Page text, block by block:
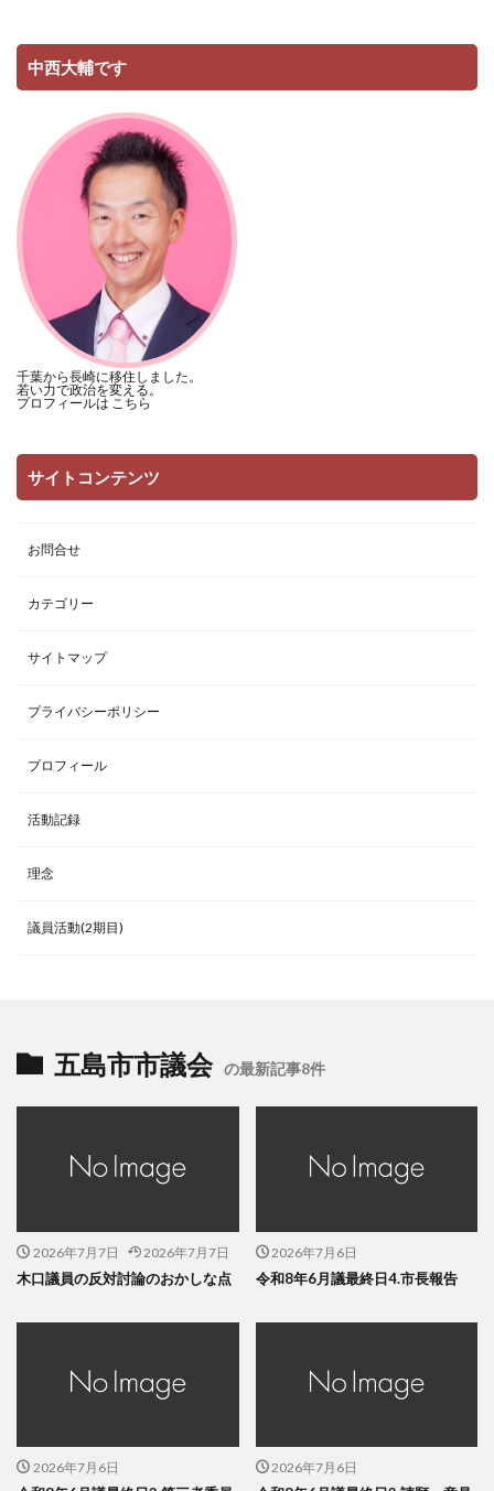
中西大輔です
千葉から長崎に移住しました。
若い力で政治を変える。
プロフィールは こちら
サイトコンテンツ
お問合せ
カテゴリー
サイトマップ
プライバシーポリシー
プロフィール
活動記録
理念
議員活動(2期目)
五島市市議会 の最新記事8件
2026年7月7日 2026年7月7日
木口議員の反対討論のおかしな点
2026年7月6日
令和8年6月議最終日4.市長報告
2026年7月6日 2026年7月6日